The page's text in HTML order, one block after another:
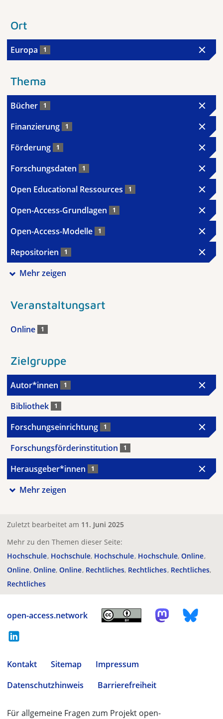
Ort
Europa 1
Thema
Bücher 1
Finanzierung 1
Förderung 1
Forschungsdaten 1
Open Educational Ressources 1
Open-Access-Grundlagen 1
Open-Access-Modelle 1
Repositorien 1
Mehr zeigen
Veranstaltungsart
Online 1
Zielgruppe
Autor*innen 1
Bibliothek 1
Forschungseinrichtung 1
Forschungsförderinstitution 1
Herausgeber*innen 1
Mehr zeigen
Zuletzt bearbeitet am 11. Juni 2025
Mehr zu den Themen dieser Seite:
Hochschule Hochschule Hochschule Hochschule Online
Online Online Online Rechtliches Rechtliches Rechtliches
Rechtliches
open-access.network
Kontakt Sitemap
Impressum
Datenschutzhinweis
Barrierefreiheit
Für allgemeine Fragen zum Projekt open-